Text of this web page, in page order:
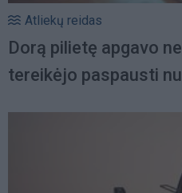
Atliekų reidas
Dorą pilietę apgavo
tereikėjo paspausti